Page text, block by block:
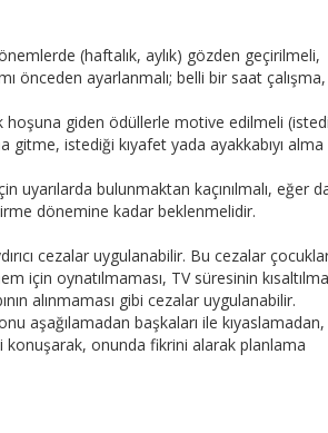
(haftalık, aylık) gözden geçirilmeli,
önceden ayarlanmalı; belli bir saat
giden ödüllerle motive edilmeli
istediği kıyafet yada ayakkabıyı alma
uyarılarda bulunmaktan kaçınılmalı, eğer
dönemine kadar beklenmelidir.
cezalar uygulanabilir. Bu cezalar
için oynatılmaması, TV süresinin
alınmaması gibi cezalar uygulanabilir.
aşağılamadan başkaları ile
onunda fikrini alarak planlama